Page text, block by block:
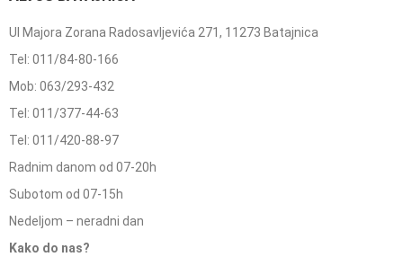
Ul Majora Zorana Radosavljevića 271, 11273 Batajnica
Tel: 011/84-80-166
Mob: 063/293-432
Tel: 011/377-44-63
Tel: 011/420-88-97
Radnim danom od 07-20h
Subotom od 07-15h
Nedeljom – neradni dan
Kako do nas?